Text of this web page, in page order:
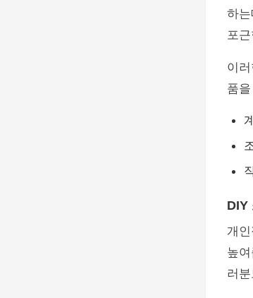
하
포
이
품
DIY
개
높
러